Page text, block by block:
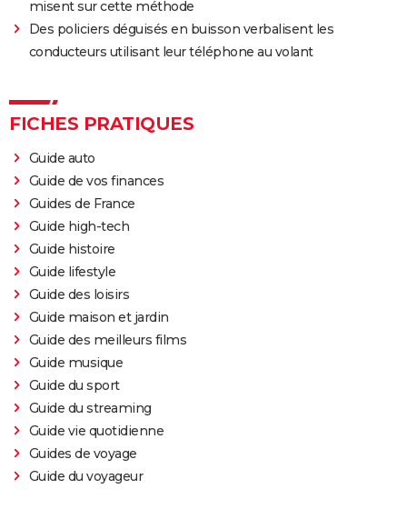
misent sur cette méthode
Des policiers déguisés en buisson verbalisent les
conducteurs utilisant leur téléphone au volant
FICHES PRATIQUES
Guide auto
Guide de vos finances
Guides de France
Guide high-tech
Guide histoire
Guide lifestyle
Guide des loisirs
Guide maison et jardin
Guide des meilleurs films
Guide musique
Guide du sport
Guide du streaming
Guide vie quotidienne
Guides de voyage
Guide du voyageur